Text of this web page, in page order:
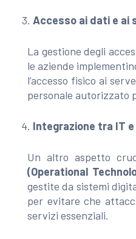
Accesso ai dati e ai
La gestione degli
le aziende
l’accesso fisico ai
personale autorizzato
Integrazione tra IT e
Un altro aspetto
(Operational
gestite da sistemi
per evitare che
servizi essenziali.